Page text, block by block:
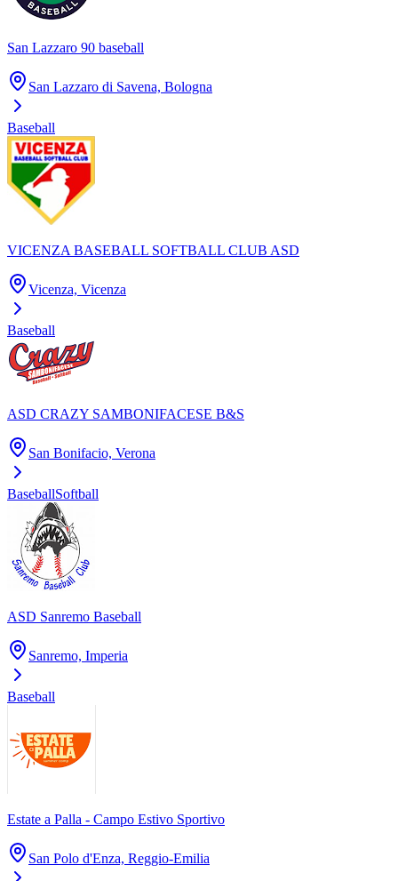
San Lazzaro 90 baseball
San Lazzaro di Savena, Bologna
Baseball
VICENZA BASEBALL SOFTBALL CLUB ASD
Vicenza, Vicenza
Baseball
ASD CRAZY SAMBONIFACESE B&S
San Bonifacio, Verona
BaseballSoftball
ASD Sanremo Baseball
Sanremo, Imperia
Baseball
Estate a Palla - Campo Estivo Sportivo
San Polo d'Enza, Reggio-Emilia